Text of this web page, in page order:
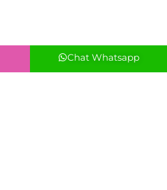
Chat Whatsapp